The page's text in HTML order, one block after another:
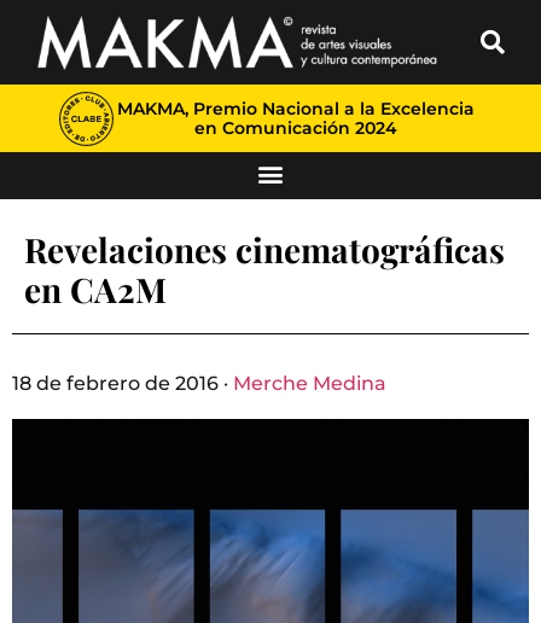
MAKMA, Premio Nacional a la Excelencia
en Comunicación 2024
Revelaciones cinematográficas
en CA2M
18 de febrero de 2016 · Merche Medina